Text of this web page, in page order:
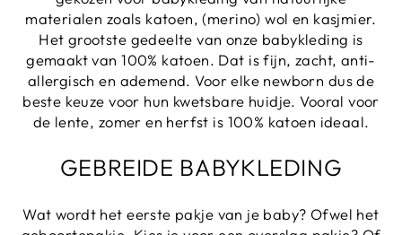
materialen zoals katoen, (merino) wol en kasjmier.
Het grootste gedeelte van onze babykleding is
gemaakt van 100% katoen. Dat is fijn, zacht, anti-
allergisch en ademend. Voor elke newborn dus de
beste keuze voor hun kwetsbare huidje. Vooral voor
de lente, zomer en herfst is 100% katoen ideaal.
GEBREIDE BABYKLEDING
Wat wordt het eerste pakje van je baby? Ofwel het